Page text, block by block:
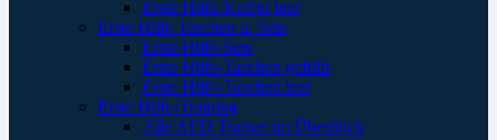
Erste Hilfe-Koffer leer
Erste Hilfe Taschen u. Sets
Erste Hilfe-Sets
Erste Hilfe-Taschen gefüllt
Erste Hilfe-Taschen leer
Erste Hilfe-Training
Alle AED Trainer im Überblick